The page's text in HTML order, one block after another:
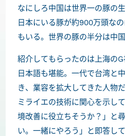
なにしろ中国は世界一の豚の生
日本にいる豚が約900万頭な
もいる。世界の豚の半分は中
紹介してもらったのは上海の
日本語も堪能。一代で台湾と
き、業容を拡大してきた人物だ
ミライエの技術に関心を示し
境改善に役立ちそうか？」と
い。一緒にやろう」と即答して